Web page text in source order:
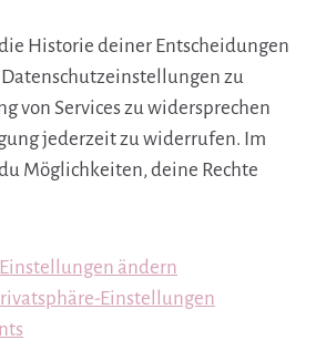
Historie deiner Entscheidungen
zu
von Services zu widersprechen
jederzeit zu widerrufen. Im
Möglichkeiten, deine Rechte
ändern
Einstellungen